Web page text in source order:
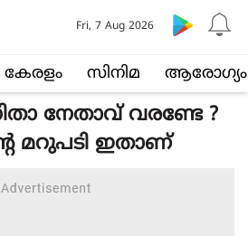
കേരളം സിനിമ ആരോഗ്യം
Fri, 7 Aug 2026
നേതാവ് വരണ്ടേ ?
മറുപടി ഇതാണ്